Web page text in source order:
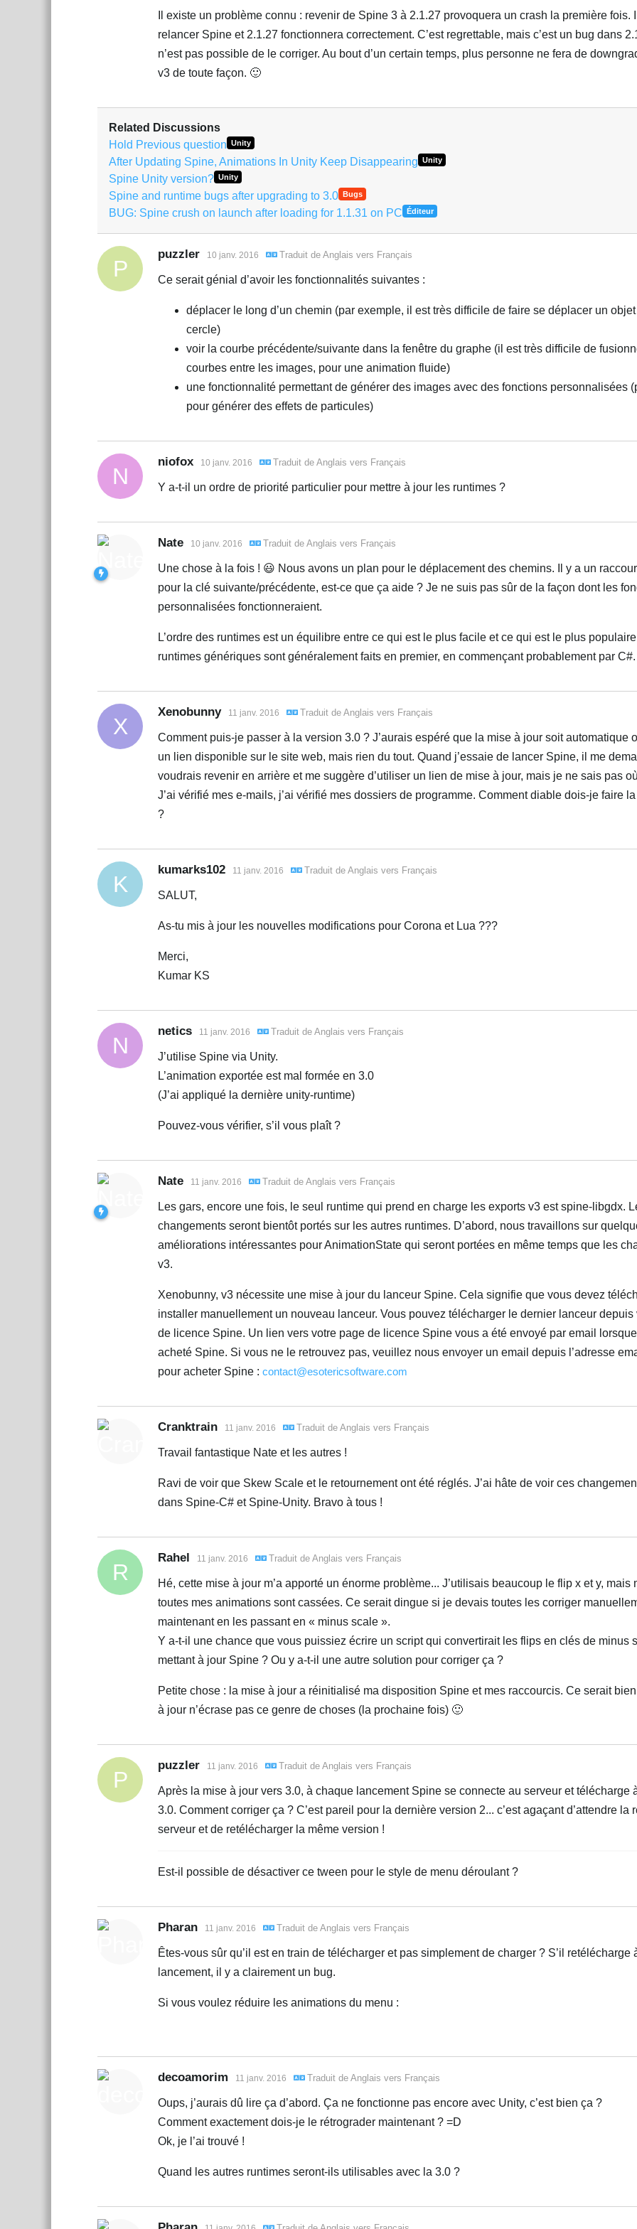
Il existe un problème connu : revenir de Spine 3 à 2.1.27 provoquera un crash la première fois.
relancer Spine et 2.1.27 fonctionnera correctement. C’est regrettable, mais c’est un bug dans
n’est pas possible de le corriger. Au bout d’un certain temps, plus personne ne fera de
v3 de toute façon. 🙂
Related Discussions
Hold Previous question Unity
After Updating Spine, Animations In Unity Keep Disappearing Unity
Spine Unity version? Unity
Spine and runtime bugs after upgrading to 3.0 Bugs
BUG: Spine crush on launch after loading for 1.1.31 on PC Éditeur
P
puzzler 10 janv. 2016 Traduit de Anglais vers Français
Ce serait génial d’avoir les fonctionnalités suivantes :
déplacer le long d’un chemin (par exemple, il est très difficile de faire se déplacer un objet
cercle)
voir la courbe précédente/suivante dans la fenêtre du graphe (il est très difficile de
courbes entre les images, pour une animation fluide)
une fonctionnalité permettant de générer des images avec des fonctions personnalisées
pour générer des effets de particules)
N
niofox 10 janv. 2016 Traduit de Anglais vers Français
Y a-t-il un ordre de priorité particulier pour mettre à jour les runtimes ?
Nate 10 janv. 2016 Traduit de Anglais vers Français
Une chose à la fois ! 😃 Nous avons un plan pour le déplacement des chemins. Il y a un
pour la clé suivante/précédente, est-ce que ça aide ? Je ne suis pas sûr de la façon dont les
personnalisées fonctionneraient.
L’ordre des runtimes est un équilibre entre ce qui est le plus facile et ce qui est le plus
runtimes génériques sont généralement faits en premier, en commençant probablement par C#.
X
Xenobunny 11 janv. 2016 Traduit de Anglais vers Français
Comment puis-je passer à la version 3.0 ? J’aurais espéré que la mise à jour soit automatique
un lien disponible sur le site web, mais rien du tout. Quand j’essaie de lancer Spine, il me
voudrais revenir en arrière et me suggère d’utiliser un lien de mise à jour, mais je ne sais pas
J’ai vérifié mes e-mails, j’ai vérifié mes dossiers de programme. Comment diable dois-je faire
?
K
kumarks102 11 janv. 2016 Traduit de Anglais vers Français
SALUT,
As-tu mis à jour les nouvelles modifications pour Corona et Lua ???
Merci,
Kumar KS
N
netics 11 janv. 2016 Traduit de Anglais vers Français
J’utilise Spine via Unity.
L’animation exportée est mal formée en 3.0
(J’ai appliqué la dernière unity-runtime)
Pouvez-vous vérifier, s’il vous plaît ?
Nate 11 janv. 2016 Traduit de Anglais vers Français
Les gars, encore une fois, le seul runtime qui prend en charge les exports v3 est spine-libgdx.
changements seront bientôt portés sur les autres runtimes. D’abord, nous travaillons sur
améliorations intéressantes pour AnimationState qui seront portées en même temps que les
v3.
Xenobunny, v3 nécessite une mise à jour du lanceur Spine. Cela signifie que vous devez
installer manuellement un nouveau lanceur. Vous pouvez télécharger le dernier lanceur depuis
de licence Spine. Un lien vers votre page de licence Spine vous a été envoyé par email
acheté Spine. Si vous ne le retrouvez pas, veuillez nous envoyer un email depuis l’adresse
pour acheter Spine : contact@esotericsoftware.com
Cranktrain 11 janv. 2016 Traduit de Anglais vers Français
Travail fantastique Nate et les autres !
Ravi de voir que Skew Scale et le retournement ont été réglés. J’ai hâte de voir ces
dans Spine-C# et Spine-Unity. Bravo à tous !
R
Rahel 11 janv. 2016 Traduit de Anglais vers Français
Hé, cette mise à jour m’a apporté un énorme problème... J’utilisais beaucoup le flip x et y, mais
toutes mes animations sont cassées. Ce serait dingue si je devais toutes les corriger
maintenant en les passant en « minus scale ».
Y a-t-il une chance que vous puissiez écrire un script qui convertirait les flips en clés de minus
mettant à jour Spine ? Ou y a-t-il une autre solution pour corriger ça ?
Petite chose : la mise à jour a réinitialisé ma disposition Spine et mes raccourcis. Ce serait
à jour n’écrase pas ce genre de choses (la prochaine fois) 🙂
P
puzzler 11 janv. 2016 Traduit de Anglais vers Français
Après la mise à jour vers 3.0, à chaque lancement Spine se connecte au serveur et télécharge
3.0. Comment corriger ça ? C’est pareil pour la dernière version 2... c’est agaçant d’attendre la
serveur et de retélécharger la même version !
Est-il possible de désactiver ce tween pour le style de menu déroulant ?
Pharan 11 janv. 2016 Traduit de Anglais vers Français
Êtes-vous sûr qu’il est en train de télécharger et pas simplement de charger ? S’il retélécharge
lancement, il y a clairement un bug.
Si vous voulez réduire les animations du menu :
decoamorim 11 janv. 2016 Traduit de Anglais vers Français
Oups, j’aurais dû lire ça d’abord. Ça ne fonctionne pas encore avec Unity, c’est bien ça ?
Comment exactement dois-je le rétrograder maintenant ? =D
Ok, je l’ai trouvé !
Quand les autres runtimes seront-ils utilisables avec la 3.0 ?